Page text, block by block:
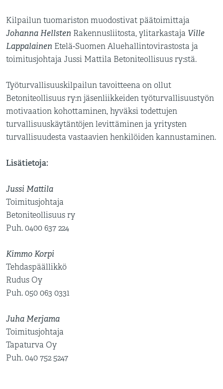
Kilpailun tuomariston muodostivat päätoimittaja
Johanna Hellsten Rakennusliitosta, ylitarkastaja Ville
Lappalainen Etelä-Suomen Aluehallintovirastosta ja
toimitusjohtaja Jussi Mattila Betoniteollisuus ry:stä.
Työturvallisuuskilpailun tavoitteena on ollut
Betoniteollisuus ry:n jäsenliikkeiden työturvallisuustyön
motivaation kohottaminen, hyväksi todettujen
turvallisuuskäytäntöjen levittäminen ja yritysten
turvallisuudesta vastaavien henkilöiden kannustaminen.
Lisätietoja:
Jussi Mattila
Toimitusjohtaja
Betoniteollisuus ry
Puh. 0400 637 224
Kimmo Korpi
Tehdaspäällikkö
Rudus Oy
Puh. 050 063 0331
Juha Merjama
Toimitusjohtaja
Tapaturva Oy
Puh. 040 752 5247